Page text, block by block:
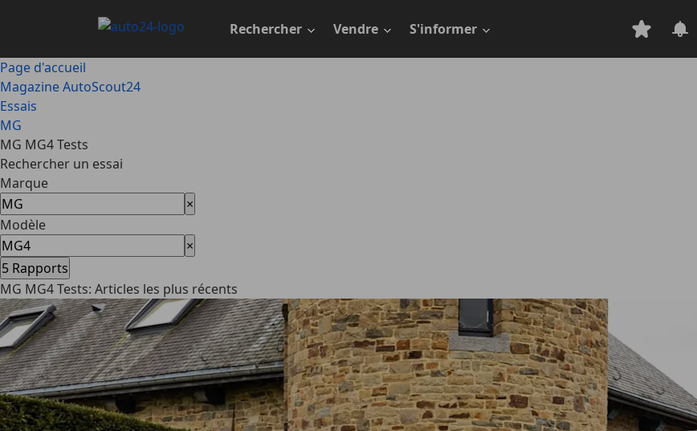
principal
Rechercher Vendre S'informer
Page d'accueil
Magazine AutoScout24
Essais
MG
MG MG4 Tests
Rechercher un essai
Marque
×
Modèle
×
5 Rapports
MG MG4 Tests: Articles les plus récents